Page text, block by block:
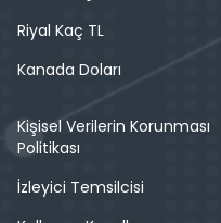
Riyal Kaç TL
Kanada Doları
Kişisel Verilerin Korunması
Politikası
İzleyici Temsilcisi